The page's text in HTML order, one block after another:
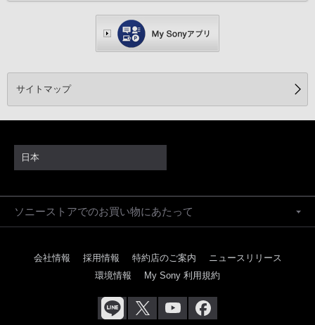
サイトマップ
日本
ソニーストアでのお買い物にあたって
会社情報 採用情報 特約店のご案内
ニュースリリース
環境情報
My Sony 利用規約